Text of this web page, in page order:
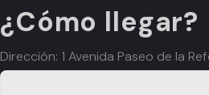
¿Cómo llegar?
Dirección: 1 Avenida Paseo de la